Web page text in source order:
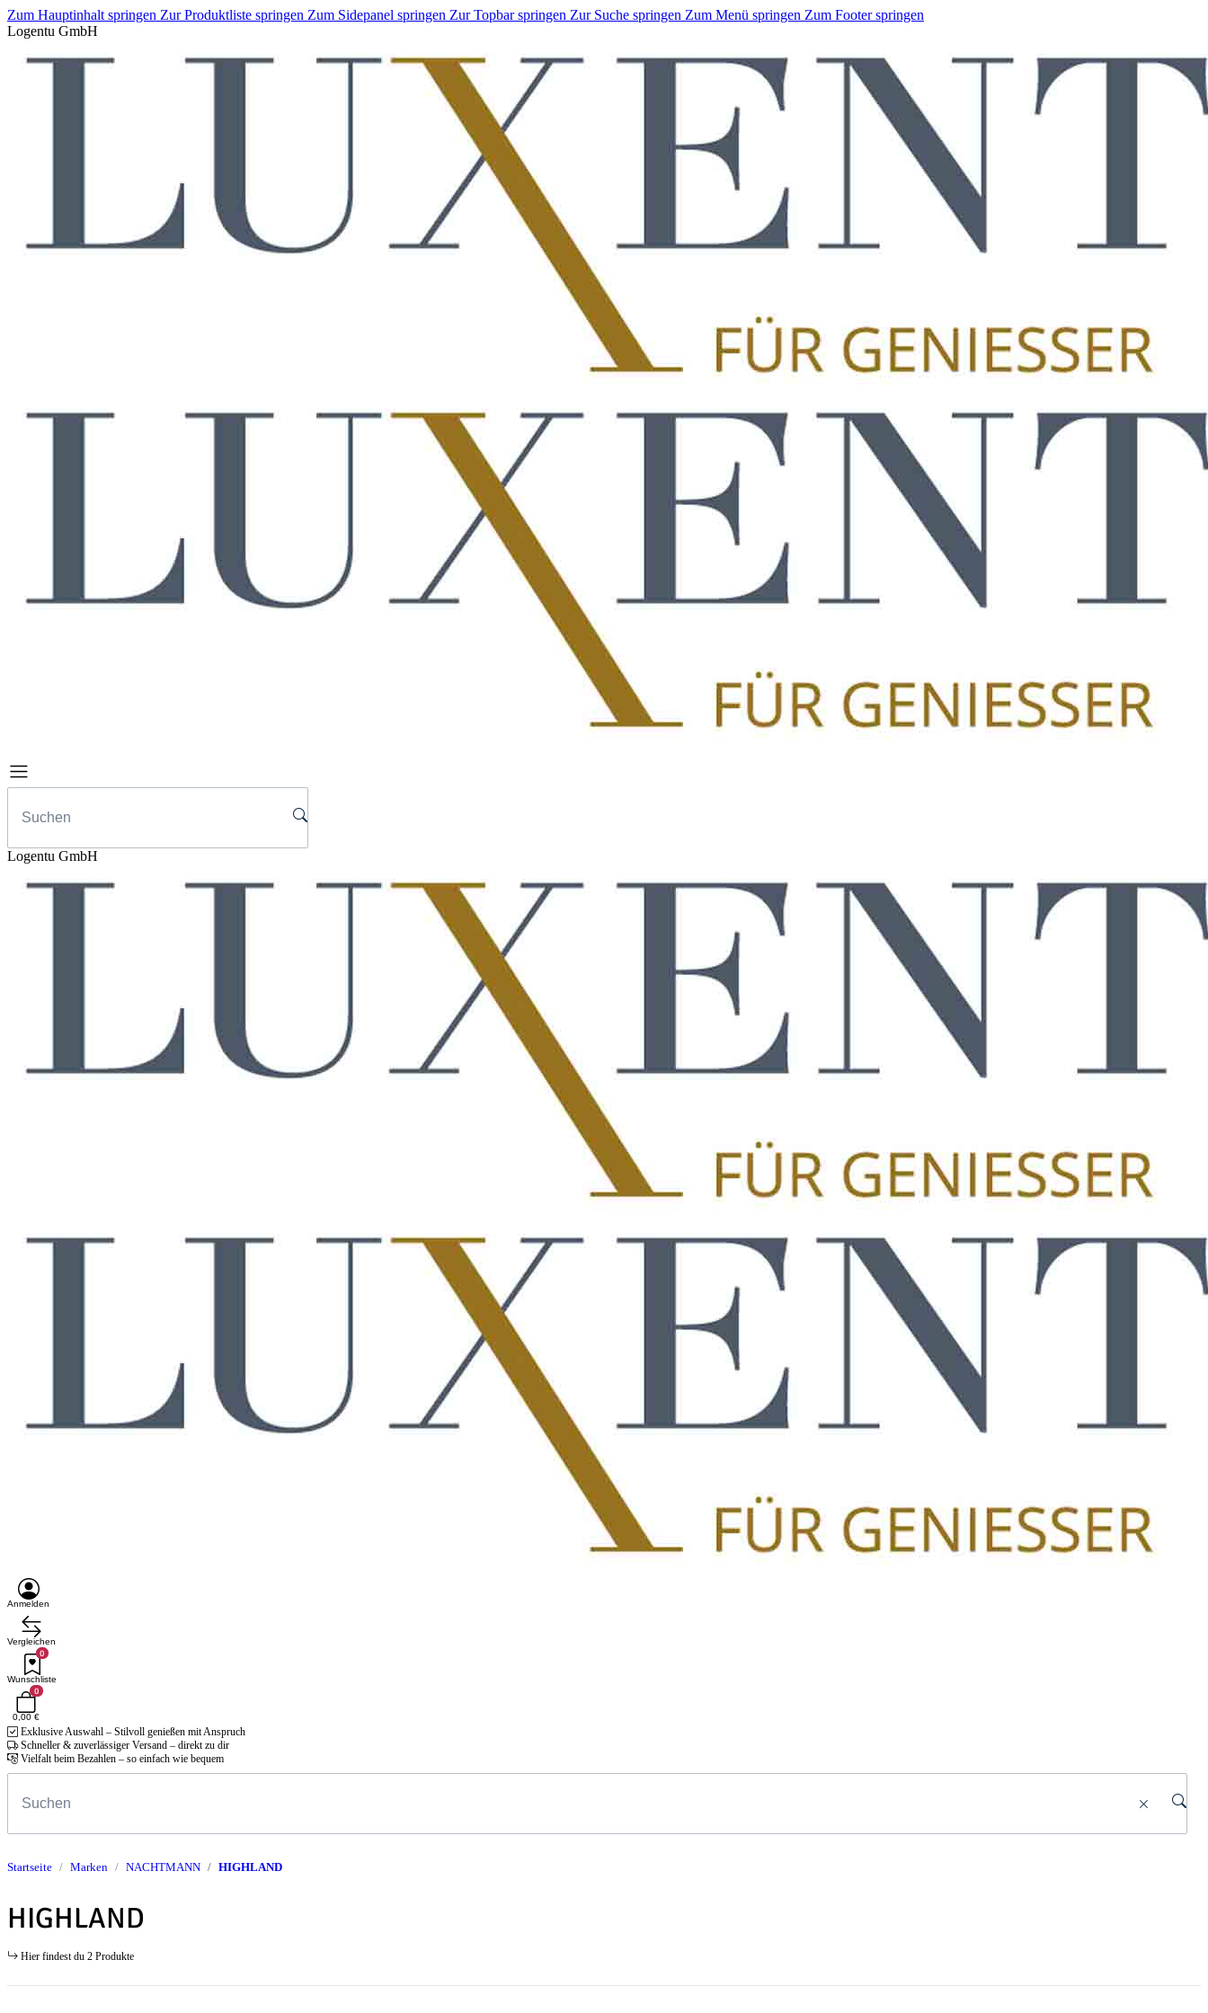
Zum Hauptinhalt springen Zur Produktliste springen Zum Sidepanel springen Zur Topbar springen Zur Suche springen Zum Menü springen Zum Footer springen
Logentu GmbH
Logentu GmbH
Anmelden
Vergleichen
0
Wunschliste
0
0,00 €
Exklusive Auswahl – Stilvoll genießen mit Anspruch
Schneller & zuverlässiger Versand – direkt zu dir
Vielfalt beim Bezahlen – so einfach wie bequem
Startseite Marken NACHTMANN HIGHLAND
HIGHLAND
Hier findest du 2 Produkte